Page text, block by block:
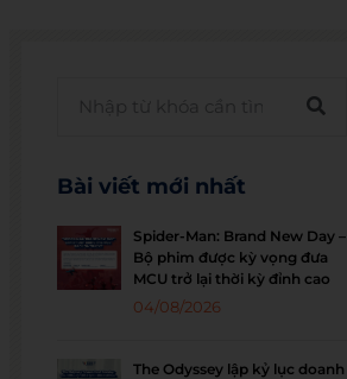
Bài viết mới nhất
Spider-Man: Brand New Day –
Bộ phim được kỳ vọng đưa
MCU trở lại thời kỳ đỉnh cao
04/08/2026
The Odyssey lập kỷ lục doanh